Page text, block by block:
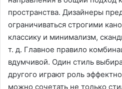
пространства. Дизайнеры
ограничиваться строгими
классику и минимализм,
т. д. Главное правило
вдумчивой. Один стиль
другого играют роль
можно сочетать не только